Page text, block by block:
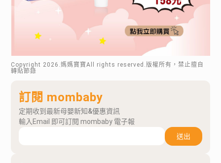
Copyright 2026 .媽媽寶寶All rights reserved.版權所有，禁止擅自
轉貼節錄
訂閱 mombaby
定期收到最新母嬰新知&優惠資訊
輸入Email 即可訂閱 mombaby 電子報
送出